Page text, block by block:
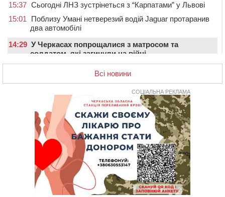
15:37 Сьогодні ЛНЗ зустрінеться з “Карпатами” у Львові
15:01 Поблизу Умані нетверезий водій Jaguar протаранив
два автомобілі
14:29 У Черкасах попрощалися з матросом та
солдатом, які загинули на війні
У Жашкові чоловік погрожував людям гранатою і
зберігав вдома схрон боєприпасів
У Черкасах екологи виявили скид забрудненої рідини
в Дніпро
У Тальнівській громаді провели в останню путь
захисника, який помер від тяжкої хвороби
У Городищі шестикласниця наклала на себе
руки: незадовго до трагедії її побили однолітки
(ВІДЕО)
Учителя Черкаської гімназії №31 відзначили Премією
Кабміну
Всі новини
СОЦІАЛЬНА РЕКЛАМА